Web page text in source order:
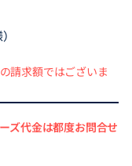
請求額ではございま
ズ代金は都度お問合せ